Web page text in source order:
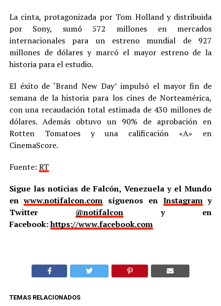
La cinta, protagonizada por Tom Holland y distribuida
por Sony, sumó 572 millones en mercados
internacionales para un estreno mundial de 927
millones de dólares y marcó el mayor estreno de la
historia para el estudio.
El éxito de ‘Brand New Day’ impulsó el mayor fin de
semana de la historia para los cines de Norteamérica,
con una recaudación total estimada de 430 millones de
dólares. Además obtuvo un 90% de aprobación en
Rotten Tomatoes y una calificación «A» en
CinemaScore.
Fuente: RT
Sigue las noticias de Falcón, Venezuela y el Mundo
enwww.notifalcon.com síguenos en Instagramy
Twitter @notifalcony en
Facebook:https://www.facebook.com
TEMAS RELACIONADOS